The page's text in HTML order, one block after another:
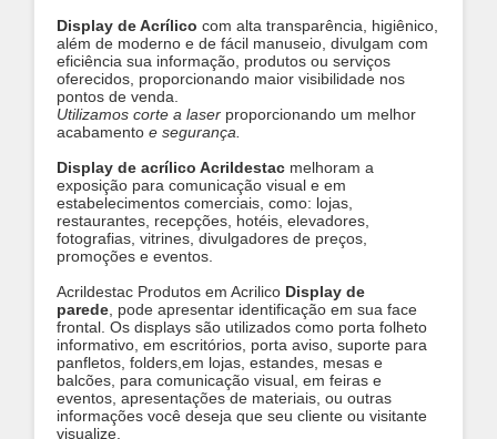
Display de Acrílico com alta transparência, higiênico,
além de moderno e de fácil manuseio, divulgam com
eficiência sua informação, produtos ou serviços
oferecidos, proporcionando maior visibilidade nos
pontos de venda.
Utilizamos corte a laser proporcionando um melhor
acabamento e segurança.
Display de acrílico Acrildestac melhoram a
exposição para comunicação visual e em
estabelecimentos comerciais, como: lojas,
restaurantes, recepções, hotéis, elevadores,
fotografias, vitrines, divulgadores de preços,
promoções e eventos.
Acrildestac Produtos em Acrilico Display de
parede , pode apresentar identificação em sua face
frontal. Os displays são utilizados como porta folheto
informativo, em escritórios, porta aviso, suporte para
panfletos, folders,em lojas, estandes, mesas e
balcões, para comunicação visual, em feiras e
eventos, apresentações de materiais, ou outras
informações você deseja que seu cliente ou visitante
visualize.